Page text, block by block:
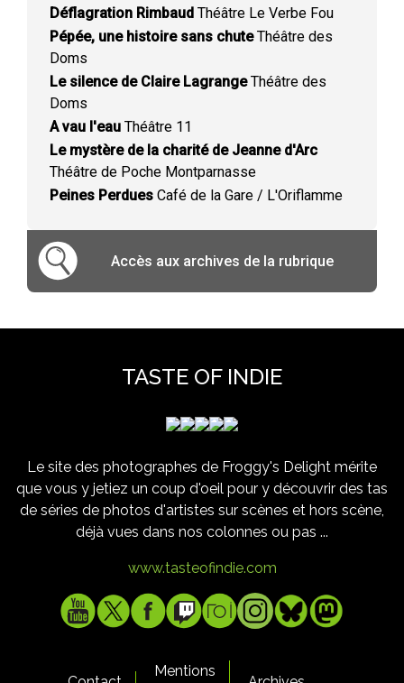
Déflagration Rimbaud Théâtre Le Verbe Fou
Pépée, une histoire sans chuteThéâtre des
Doms
Le silence de Claire LagrangeThéâtre des
Doms
A vau l'eau Théâtre 11
Le mystère de la charité de Jeanne d'Arc
Théâtre de Poche Montparnasse
Peines Perdues Café de la Gare / L'Oriflamme
Accès aux archives de la rubrique
TASTE OF INDIE
Le site des photographes de Froggy's Delight mérite
que vous y jetiez un coup d'oeil pour y découvrir des tas
de séries de photos d'artistes sur scènes et hors scène,
déjà vues dans nos colonnes ou pas ...
www.tasteofindie.com
Mentions